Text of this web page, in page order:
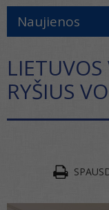
Naujienos
RYŠIUS